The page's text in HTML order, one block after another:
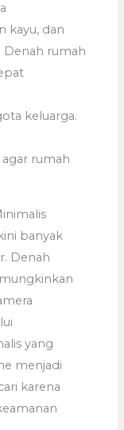
kayu, dan
Denah rumah
keluarga.
rumah
banyak
Denah
yang
menjadi
karena